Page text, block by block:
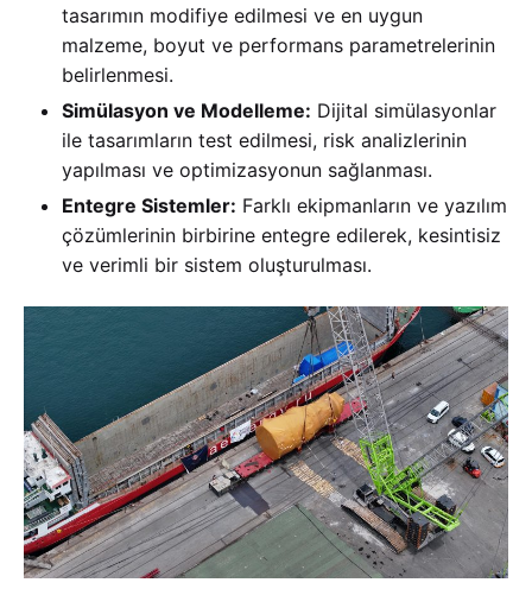
tasarımın modifiye edilmesi ve en uygun
malzeme, boyut ve performans parametrelerinin
belirlenmesi.
Simülasyon ve Modelleme: Dijital simülasyonlar
ile tasarımların test edilmesi, risk analizlerinin
yapılması ve optimizasyonun sağlanması.
Entegre Sistemler: Farklı ekipmanların ve yazılım
çözümlerinin birbirine entegre edilerek, kesintisiz
ve verimli bir sistem oluşturulması.